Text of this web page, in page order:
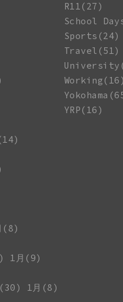
(8)
1月(9)
1月(8)
R11(27)
School
Sports(24)
Travel(51)
Working(16)
YRP(16)